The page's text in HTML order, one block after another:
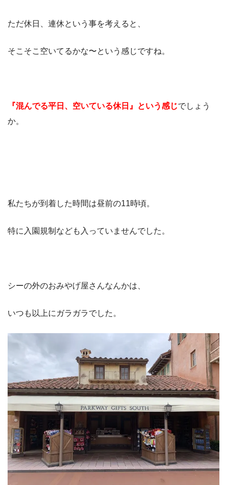
ただ休日、連休という事を考えると、
そこそこ空いてるかな〜という感じですね。
『混んでる平日、空いている休日』という感じでしょう
か。
私たちが到着した時間は昼前の11時頃。
特に入園規制なども入っていませんでした。
シーの外のおみやげ屋さんなんかは、
いつも以上にガラガラでした。